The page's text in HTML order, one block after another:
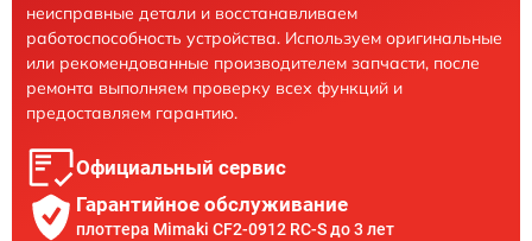
неисправные детали и восстанавливаем
работоспособность устройства. Используем оригинальные
или рекомендованные производителем запчасти, после
ремонта выполняем проверку всех функций и
предоставляем гарантию.
Официальный сервис
Гарантийное обслуживание
плоттера Mimaki CF2-0912 RC-S до 3 лет